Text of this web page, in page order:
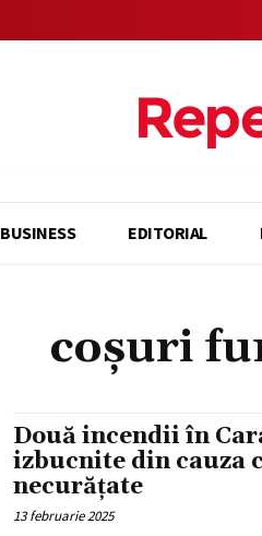
BUSINESS EDITORIAL
coșuri
Două incendii în
izbucnite din cauza
necurățate
13 februarie 2025